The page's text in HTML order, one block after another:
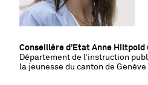
Conseillère d’Etat Anne Hiltpold
Département de l’instruction
la jeunesse du canton de Genève